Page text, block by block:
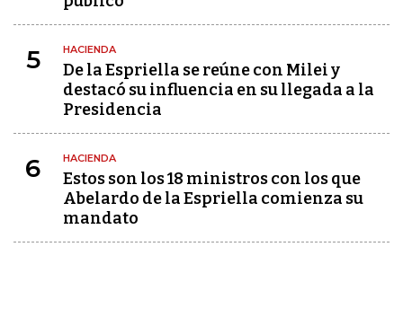
5 HACIENDA
De la Espriella se reúne con Milei y
destacó su influencia en su llegada a la
Presidencia
6 HACIENDA
Estos son los 18 ministros con los que
Abelardo de la Espriella comienza su
mandato